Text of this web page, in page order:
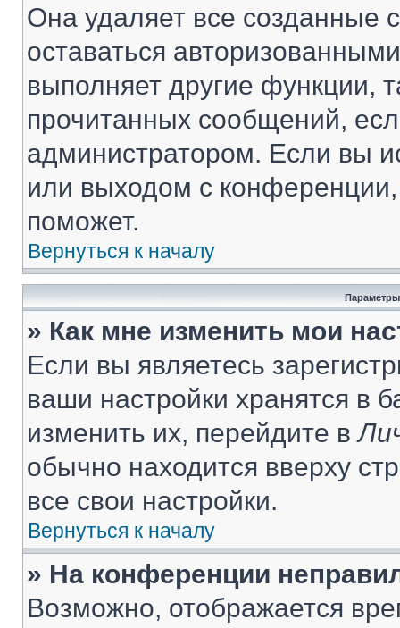
Она удаляет все созданные
оставаться
выполняет другие функции,
прочитанных сообщений,
администратором. Если вы
или выходом с
поможет.
Вернуться к началу
Параметры
» Как мне изменить мои
Если вы являетесь
ваши настройки хранятся в
изменить их, перейдите в
обычно находится вверху
все свои настройки.
Вернуться к началу
» На конференции
Возможно, отображается